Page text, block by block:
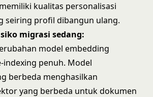
kualitas personalisasi
seiring profil dibangun ulang.
migrasi sedang:
model embedding
indexing penuh. Model
berbeda menghasilkan
yang berbeda untuk dokumen